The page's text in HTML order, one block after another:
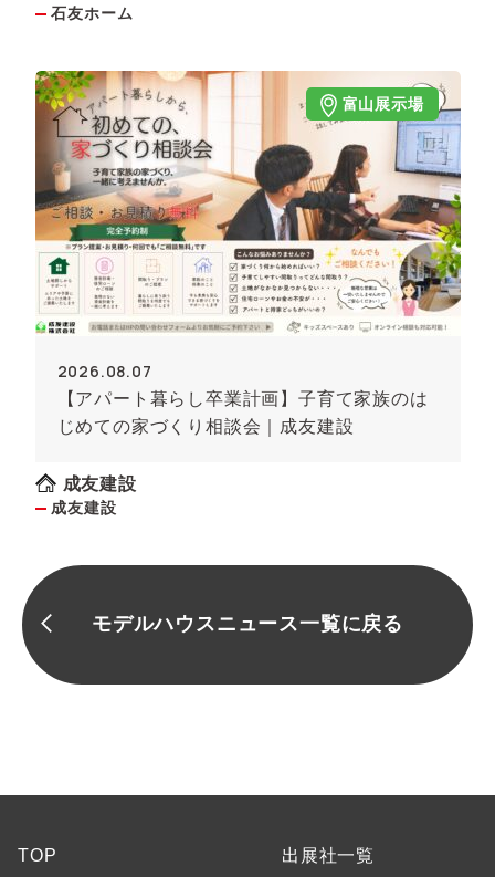
石友ホーム
富山展示場
2026.08.07
【アパート暮らし卒業計画】子育て家族のは
じめての家づくり相談会｜成友建設
成友建設
成友建設
モデルハウスニュース一覧に戻る
TOP 出展社一覧